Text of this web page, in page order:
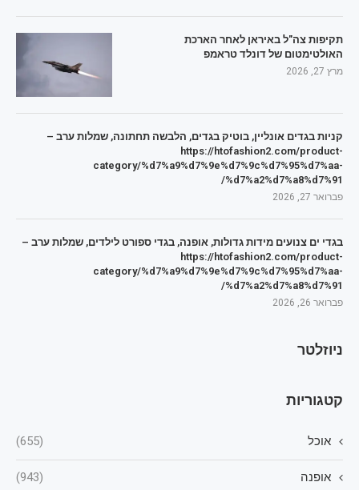
תקיפות צה"ל באיראן לאחר הארכת
האולטימטום של דונלד טראמפ
מרץ 27, 2026
קניות בגדים אונליין, בוטיק בגדים, הלבשה תחתונה, שמלות ערב –
https://htofashion2.com/product-
category/%d7%a9%d7%9e%d7%9c%d7%95%d7%aa-
%d7%a2%d7%a8%d7%91/
פברואר 27, 2026
בגדי ים צנועים מידות גדולות, אופנה, בגדי ספורט לילדים, שמלות ערב –
https://htofashion2.com/product-
category/%d7%a9%d7%9e%d7%9c%d7%95%d7%aa-
%d7%a2%d7%a8%d7%91/
פברואר 26, 2026
ניוזלטר
קטגוריות
אוכל (655)
אופנה (943)